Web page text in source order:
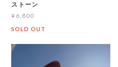
ストーン
¥6,800
SOLD OUT